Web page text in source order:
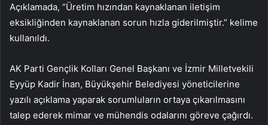
Açıklamada, “Üretim hızından kaynaklanan iletişim
eksikliğinden kaynaklanan sorun hızla giderilmiştir.” kelime
kullanıldı.
AK Parti Gençlik Kolları Genel Başkanı ve İzmir Milletvekili
Eyyüp Kadir İnan, Büyükşehir Belediyesi yöneticilerine
yazılı açıklama yaparak sorumluların ortaya çıkarılmasını
talep ederek mimar ve mühendis odalarını göreve çağırdı.